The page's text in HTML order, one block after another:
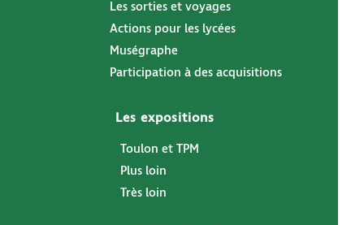
Les sorties et voyages
Actions pour les lycées
Muségraphe
Participation à des acquisitions
Les expositions
Toulon et TPM
Plus loin
Très loin